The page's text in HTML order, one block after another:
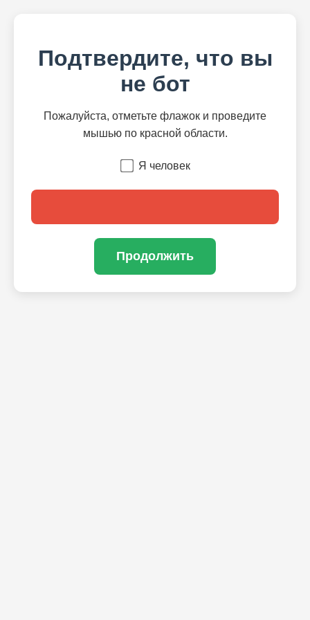
Подтвердите, что вы
не бот
Пожалуйста, отметьте флажок и проведите
мышью по красной области.
Я человек
Продолжить